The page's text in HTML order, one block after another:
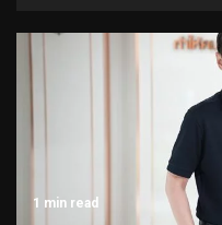
1 min read